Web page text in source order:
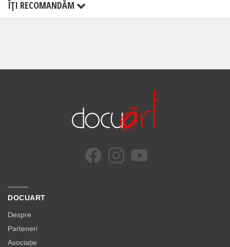
ÎŢI RECOMANDĂM
DOCUART
Despre
Parteneri
Asociație